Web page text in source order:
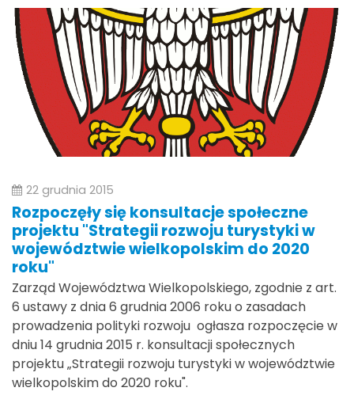
22 grudnia 2015
Rozpoczęły się konsultacje społeczne
projektu "Strategii rozwoju turystyki w
województwie wielkopolskim do 2020
roku"
Zarząd Województwa Wielkopolskiego, zgodnie z art.
6 ustawy z dnia 6 grudnia 2006 roku o zasadach
prowadzenia polityki rozwoju ogłasza rozpoczęcie w
dniu 14 grudnia 2015 r. konsultacji społecznych
projektu „Strategii rozwoju turystyki w województwie
wielkopolskim do 2020 roku".